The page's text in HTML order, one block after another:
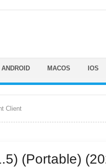
ANDROID MACOS IOS
Client
(Portable)